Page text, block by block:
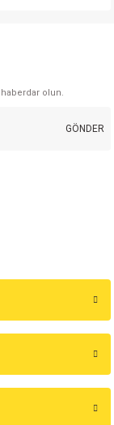
olun.
GÖNDER